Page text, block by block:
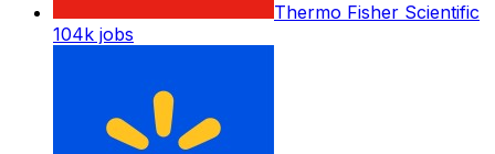
Thermo Fisher Scientific
104k jobs